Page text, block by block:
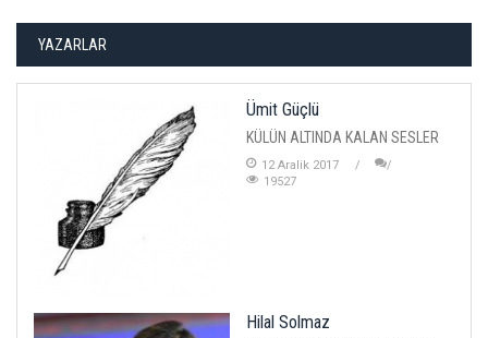
YAZARLAR
Ümit Güçlü
KÜLÜN ALTINDA KALAN SESLER
12 Aralik 2017
19527
Hilal Solmaz